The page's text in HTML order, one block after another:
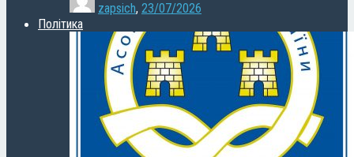
zapsich, 23/07/2026
Політика